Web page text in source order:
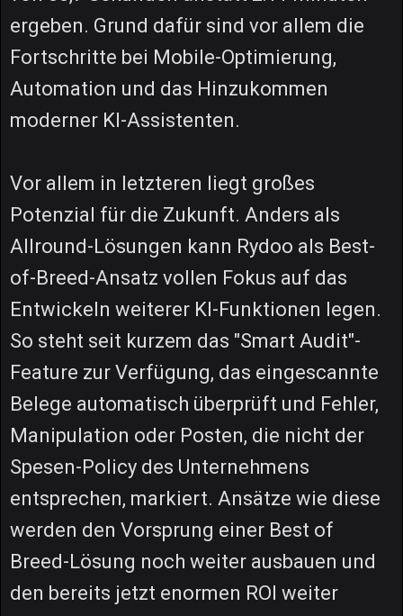
ergeben. Grund dafür sind vor allem die
Fortschritte bei Mobile-Optimierung,
Automation und das Hinzukommen
moderner KI-Assistenten.
Vor allem in letzteren liegt großes
Potenzial für die Zukunft. Anders als
Allround-Lösungen kann Rydoo als Best-
of-Breed-Ansatz vollen Fokus auf das
Entwickeln weiterer KI-Funktionen legen.
So steht seit kurzem das "Smart Audit"-
Feature zur Verfügung, das eingescannte
Belege automatisch überprüft und Fehler,
Manipulation oder Posten, die nicht der
Spesen-Policy des Unternehmens
entsprechen, markiert. Ansätze wie diese
werden den Vorsprung einer Best of
Breed-Lösung noch weiter ausbauen und
den bereits jetzt enormen ROI weiter